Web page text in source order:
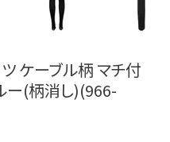
ツ ケーブル柄 マチ付
ー(柄消し)(966-